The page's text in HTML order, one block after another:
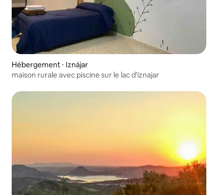
Hébergement ⋅ Iznájar
maison rurale avec piscine sur le lac d'iznajar